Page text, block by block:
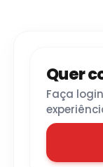
Quer
Faça